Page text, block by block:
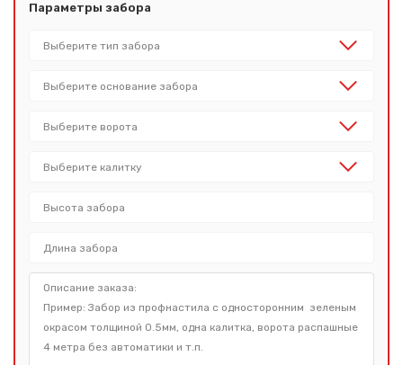
Параметры забора